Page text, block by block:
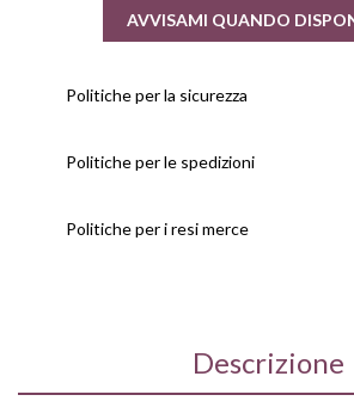
AVVISAMI QUANDO
Politiche per la sicurezza
Politiche per le spedizioni
Politiche per i resi merce
Descrizione